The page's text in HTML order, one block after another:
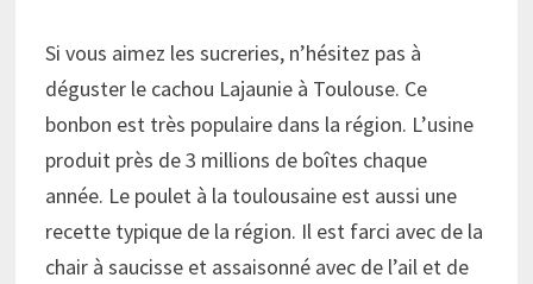
Si vous aimez les sucreries, n’hésitez pas à
déguster le cachou Lajaunie à Toulouse. Ce
bonbon est très populaire dans la région. L’usine
produit près de 3 millions de boîtes chaque
année. Le poulet à la toulousaine est aussi une
recette typique de la région. Il est farci avec de la
chair à saucisse et assaisonné avec de l’ail et de